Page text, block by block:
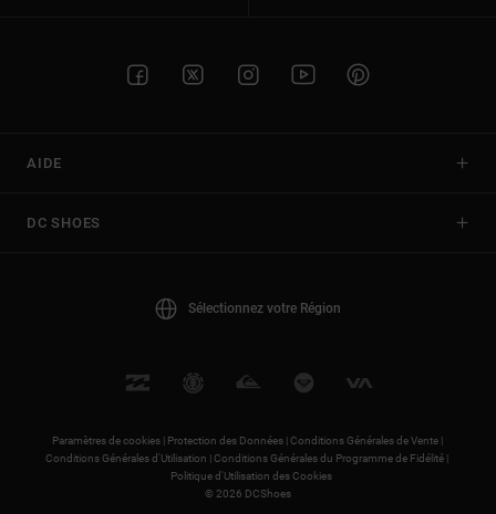
AIDE
DC SHOES
Sélectionnez votre Région
Paramètres de cookies | Protection des Données |Conditions Générales de Vente |
Conditions Générales d'Utilisation |Conditions Générales du Programme de Fidélité |
Politique d'Utilisation des Cookies
© 2026 DCShoes